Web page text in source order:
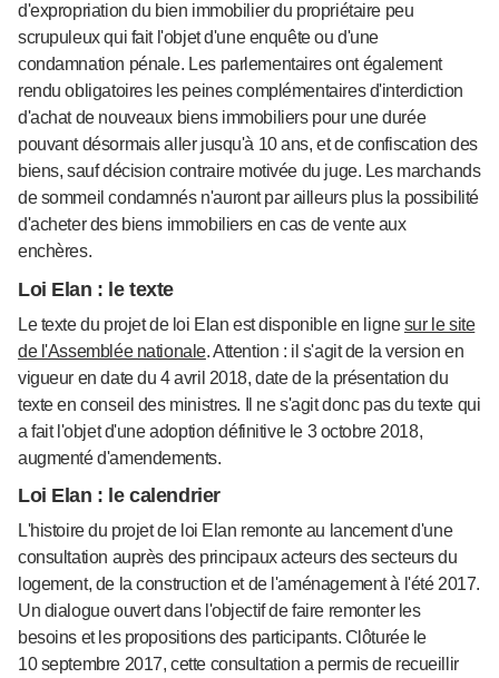
d'expropriation du bien immobilier du propriétaire peu
scrupuleux qui fait l'objet d'une enquête ou d'une
condamnation pénale. Les parlementaires ont également
rendu obligatoires les peines complémentaires d'interdiction
d'achat de nouveaux biens immobiliers pour une durée
pouvant désormais aller jusqu'à 10 ans, et de confiscation des
biens, sauf décision contraire motivée du juge. Les marchands
de sommeil condamnés n'auront par ailleurs plus la possibilité
d'acheter des biens immobiliers en cas de vente aux
enchères.
Loi Elan : le texte
Le texte du projet de loi Elan est disponible en lignesur le site
de l'Assemblée nationale. Attention : il s'agit de la version en
vigueur en date du 4 avril 2018, date de la présentation du
texte en conseil des ministres. Il ne s'agit donc pas du texte qui
a fait l'objet d'une adoption définitive le 3 octobre 2018,
augmenté d'amendements.
Loi Elan : le calendrier
L'histoire du projet de loi Elan remonte au lancement d'une
consultation auprès des principaux acteurs des secteurs du
logement, de la construction et de l'aménagement à l'été 2017.
Un dialogue ouvert dans l'objectif de faire remonter les
besoins et les propositions des participants. Clôturée le
10 septembre 2017, cette consultation a permis de recueillir